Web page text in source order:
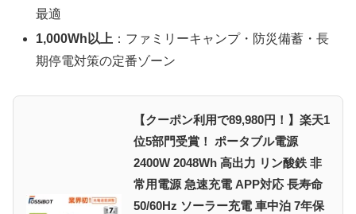
最適
1,000Wh以上 ：ファミリーキャンプ・防災備蓄・長
期停電対策の定番ゾーン
【クーポン利用で89,980円！】楽天1
位5部門受賞！ ポータブル電源
2400W 2048Wh 高出力 リン酸鉄 非
常用電源 急速充電 APP対応 長寿命
50/60Hz ソーラー充電 車中泊 7年保